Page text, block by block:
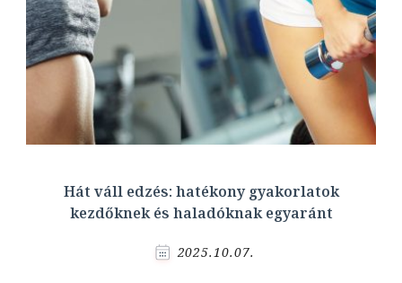
Hát váll edzés: hatékony gyakorlatok
kezdőknek és haladóknak egyaránt
2025.10.07.